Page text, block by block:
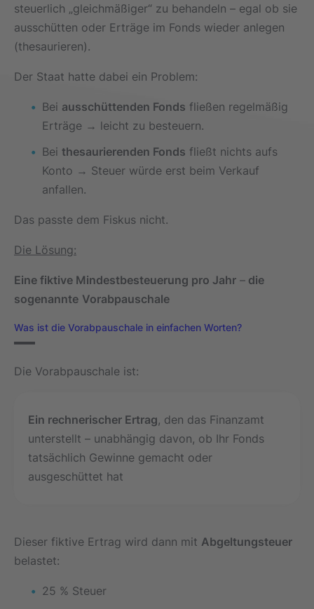
steuerlich „gleichmäßiger“ zu behandeln – egal ob sie
ausschütten oder Erträge im Fonds wieder anlegen
(thesaurieren).
Der Staat hatte dabei ein Problem:
Bei ausschüttenden Fonds fließen regelmäßig
Erträge → leicht zu besteuern.
Bei thesaurierenden Fonds fließt nichts aufs
Konto → Steuer würde erst beim Verkauf
anfallen.
Das passte dem Fiskus nicht.
Die Lösung:
Eine fiktive Mindestbesteuerung pro Jahr – die
sogenannte Vorabpauschale
Was ist die Vorabpauschale in einfachen Worten?
Die Vorabpauschale ist:
Ein rechnerischer Ertrag, den das Finanzamt
unterstellt – unabhängig davon, ob Ihr Fonds
tatsächlich Gewinne gemacht oder
ausgeschüttet hat
Dieser fiktive Ertrag wird dann mit Abgeltungsteuer
belastet:
25 % Steuer